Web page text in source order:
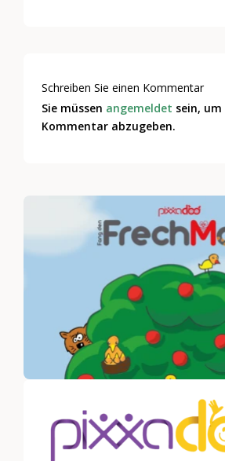
Schreiben Sie einen Kommentar
Sie müssen angemeldet sein, um
Kommentar abzugeben.